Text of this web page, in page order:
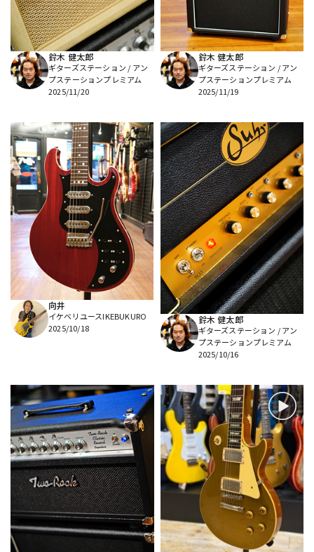
鈴木 健太郎
ギターズステーション / アン
プステーションプレミアム
2025/11/20
鈴木 健太郎
ギターズステーション / アン
プステーションプレミアム
2025/11/19
向井
イケベリユースIKEBUKURO
2025/10/18
鈴木 健太郎
ギターズステーション / アン
プステーションプレミアム
2025/10/16